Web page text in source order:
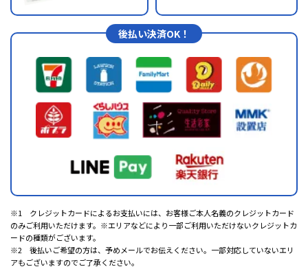
後払い決済OK！
※1 クレジットカードによるお支払いには、お客様ご本人名義のクレジットカード
のみご利用いただけます。※エリアなどにより一部ご利用いただけないクレジットカ
ードの種類がございます。
※2 後払いご希望の方は、予めメールでお伝えください。一部対応していないエリ
アもございますのでご了承ください。